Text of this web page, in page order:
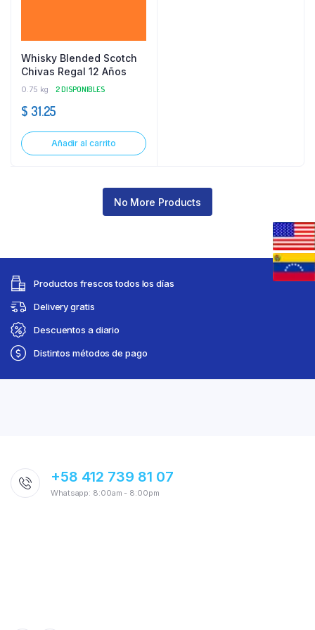
Whisky Blended Scotch
Chivas Regal 12 Años
0.75 kg 2 DISPONIBLES
$ 31.25
Añadir al carrito
No More Products
Productos frescos todos los días
Delivery gratis
Descuentos a diario
Distintos métodos de pago
+58 412 739 81 07
Whatsapp: 8:00am - 8:00pm